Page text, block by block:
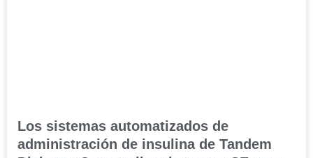
Los sistemas automatizados de
administración de insulina de Tandem